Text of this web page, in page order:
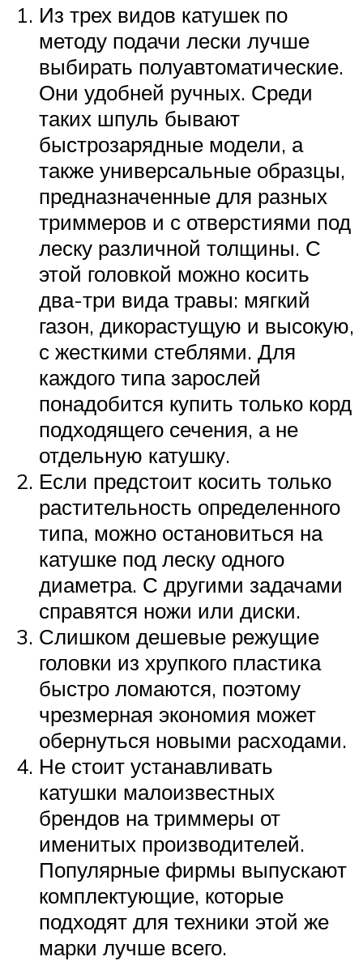
Из трех видов катушек по
методу подачи лески лучше
выбирать полуавтоматические.
Они удобней ручных. Среди
таких шпуль бывают
быстрозарядные модели, а
также универсальные образцы,
предназначенные для разных
триммеров и с отверстиями под
леску различной толщины. С
этой головкой можно косить
два-три вида травы: мягкий
газон, дикорастущую и высокую,
с жесткими стеблями. Для
каждого типа зарослей
понадобится купить только корд
подходящего сечения, а не
отдельную катушку.
Если предстоит косить только
растительность определенного
типа, можно остановиться на
катушке под леску одного
диаметра. С другими задачами
справятся ножи или диски.
Слишком дешевые режущие
головки из хрупкого пластика
быстро ломаются, поэтому
чрезмерная экономия может
обернуться новыми расходами.
Не стоит устанавливать
катушки малоизвестных
брендов на триммеры от
именитых производителей.
Популярные фирмы выпускают
комплектующие, которые
подходят для техники этой же
марки лучше всего.